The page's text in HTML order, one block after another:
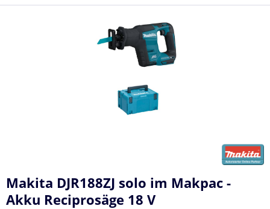
Makita DJR188ZJ solo im Makpac -
Akku Reciprosäge 18 V